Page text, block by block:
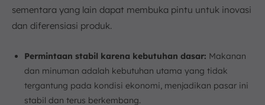
sementara yang lain dapat membuka pintu untuk inovasi
dan diferensiasi produk.
Permintaan stabil karena kebutuhan dasar: Makanan
dan minuman adalah kebutuhan utama yang tidak
tergantung pada kondisi ekonomi, menjadikan pasar ini
stabil dan terus berkembang.